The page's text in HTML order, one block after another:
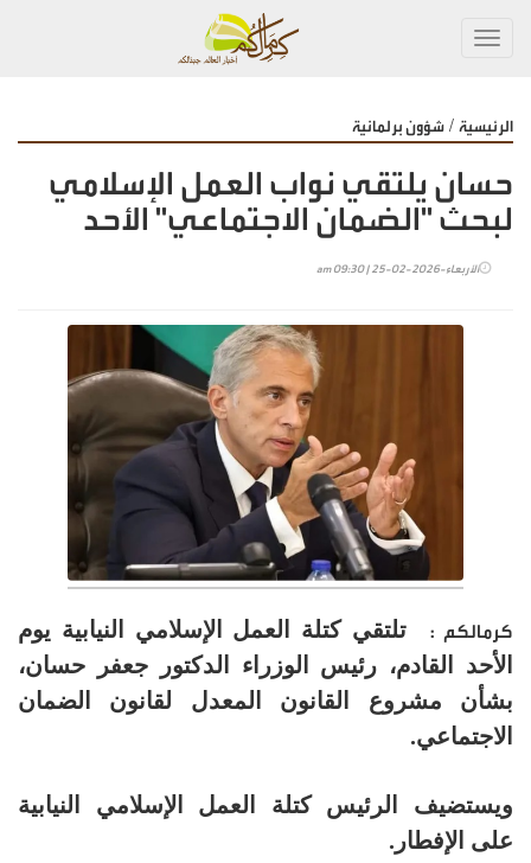
الرئيسية / شؤون برلمانية
حسان يلتقي نواب العمل الإسلامي
لبحث "الضمان الاجتماعي" الأحد
الأربعاء-2026-02-25 | 09:30 am
كرمالكم :
تلتقي كتلة العمل الإسلامي النيابية يوم
الأحد القادم، رئيس الوزراء الدكتور جعفر حسان،
بشأن مشروع القانون المعدل لقانون الضمان
الاجتماعي.
ويستضيف الرئيس كتلة العمل الإسلامي النيابية
على الإفطار.